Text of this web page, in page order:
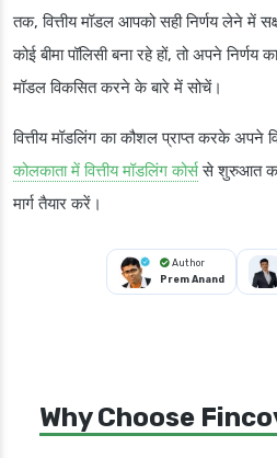
तक, वित्तीय मॉडल आपको सही निर्णय लेने में
कोई बीमा पॉलिसी बना रहे हों, तो अपने
मॉडल विकसित करने के बारे में सोचें।
वित्तीय मॉडलिंग का कौशल प्राप्त करके अपने
कोलकाता में वित्तीय मॉडलिंग कोर्ससे शुरुआत करें
मार्ग तैयार करें।
Author
Prem Anand
Why Choose